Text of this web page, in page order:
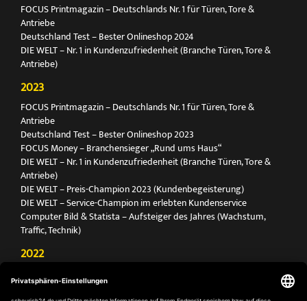
FOCUS Printmagazin – Deutschlands Nr. 1 für Türen, Tore &
Antriebe
Deutschland Test – Bester Onlineshop 2024
DIE WELT – Nr. 1 in Kundenzufriedenheit (Branche Türen, Tore &
Antriebe)
2023
FOCUS Printmagazin – Deutschlands Nr. 1 für Türen, Tore &
Antriebe
Deutschland Test – Bester Onlineshop 2023
FOCUS Money – Branchensieger „Rund ums Haus“
DIE WELT – Nr. 1 in Kundenzufriedenheit (Branche Türen, Tore &
Antriebe)
DIE WELT – Preis-Champion 2023 (Kundenbegeisterung)
DIE WELT – Service-Champion im erlebten Kundenservice
Computer Bild & Statista – Aufsteiger des Jahres (Wachstum,
Traffic, Technik)
2022
Antriebe